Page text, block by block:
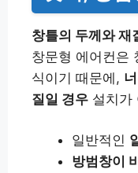
창틀의 두께와 재
창문형 에어컨은
식이기 때문에,
질일 경우 설치가
일반적인
방범창이